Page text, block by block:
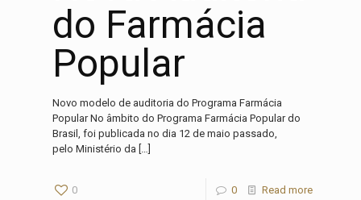
do Farmácia
Popular
Novo modelo de auditoria do Programa Farmácia
Popular No âmbito do Programa Farmácia Popular do
Brasil, foi publicada no dia 12 de maio passado,
pelo Ministério da […]
0 0 Read more